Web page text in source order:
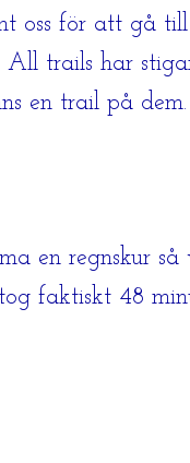
oss för att gå till
All trails har
en trail på dem.
en regnskur
faktiskt 48